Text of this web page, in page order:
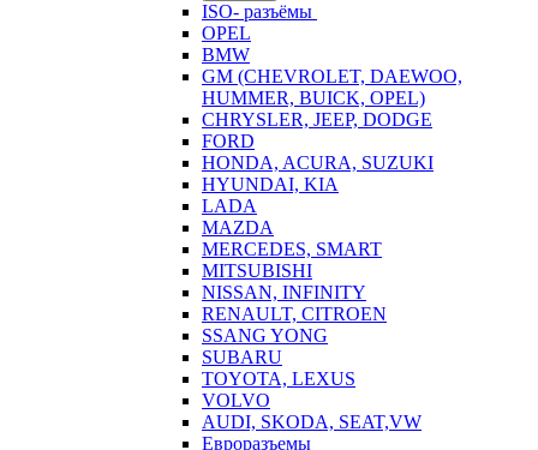
ISO- разъёмы
OPEL
BMW
GM (CHEVROLET, DAEWOO,
HUMMER, BUICK, OPEL)
CHRYSLER, JEEP, DODGE
FORD
HONDA, ACURA, SUZUKI
HYUNDAI, KIA
LADA
MAZDA
MERCEDES, SMART
MITSUBISHI
NISSAN, INFINITY
RENAULT, CITROEN
SSANG YONG
SUBARU
TOYOTA, LEXUS
VOLVO
AUDI, SKODA, SEAT,VW
Евроразъемы